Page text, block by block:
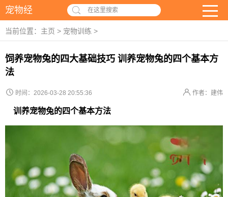
宠物经 在这里搜索
当前位置： 主页 > 宠物训练 >
饲养宠物兔的四大基础技巧 训养宠物兔的四个基本方
法
时间：2026-03-28 20:55:36 作者：建伟
训养宠物兔的四个基本方法